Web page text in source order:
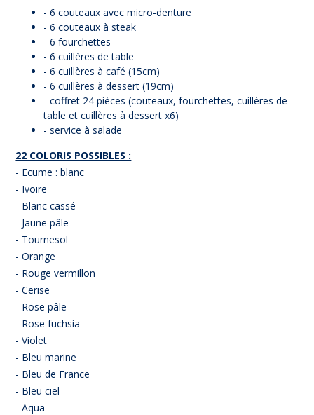
- 6 couteaux avec micro-denture
- 6 couteaux à steak
- 6 fourchettes
- 6 cuillères de table
- 6 cuillères à café (15cm)
- 6 cuillères à dessert (19cm)
- coffret 24 pièces (couteaux, fourchettes, cuillères de
table et cuillères à dessert x6)
- service à salade
22 COLORIS POSSIBLES :
- Ecume : blanc
- Ivoire
- Blanc cassé
- Jaune pâle
- Tournesol
- Orange
- Rouge vermillon
- Cerise
- Rose pâle
- Rose fuchsia
- Violet
- Bleu marine
- Bleu de France
- Bleu ciel
- Aqua